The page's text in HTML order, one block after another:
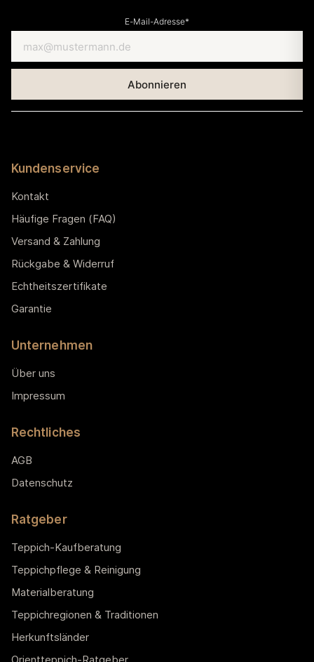
E-Mail-Adresse*
Kundenservice
Kontakt
Häufige Fragen (FAQ)
Versand & Zahlung
Rückgabe & Widerruf
Echtheitszertifikate
Garantie
Unternehmen
Über uns
Impressum
Rechtliches
AGB
Datenschutz
Ratgeber
Teppich-Kaufberatung
Teppichpflege & Reinigung
Materialberatung
Teppichregionen & Traditionen
Herkunftsländer